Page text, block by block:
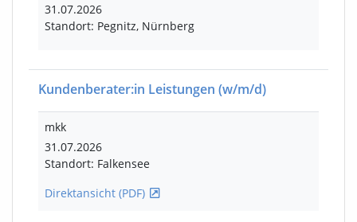
31.07.2026
Standort: Pegnitz, Nürnberg
Kundenberater:in Leistungen (w/m/d)
mkk
31.07.2026
Standort: Falkensee
Direktansicht (PDF)